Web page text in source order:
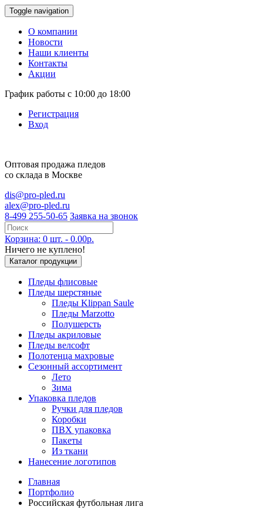
Toggle navigation
О компании
Новости
Наши клиенты
Контакты
Акции
График работы с 10:00 до 18:00
Регистрация
Вход
Оптовая продажа пледов
со склада в Москве
dis@pro-pled.ru
alex@pro-pled.ru
8-499 255-50-65 Заявка на звонок
Корзина: 0 шт. - 0.00р.
Ничего не куплено!
Каталог продукции
Пледы флисовые
Пледы шерстяные
Пледы Klippan Saule
Пледы Marzotto
Полушерсть
Пледы акриловые
Пледы велсофт
Полотенца махровые
Сезонный ассортимент
Лето
Зима
Упаковка пледов
Ручки для пледов
Коробки
ПВХ упаковка
Пакеты
Из ткани
Нанесение логотипов
Главная
Портфолио
Российская футбольная лига